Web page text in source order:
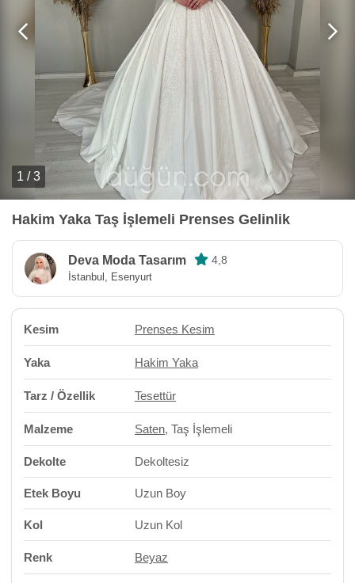
1 / 3
Hakim Yaka Taş İşlemeli Prenses Gelinlik
Deva Moda Tasarım 4,8
İstanbul, Esenyurt
Kesim Prenses Kesim
Yaka Hakim Yaka
Tarz / Özellik Tesettür
Malzeme Saten, Taş İşlemeli
Dekolte Dekoltesiz
Etek Boyu Uzun Boy
Kol Uzun Kol
Renk Beyaz